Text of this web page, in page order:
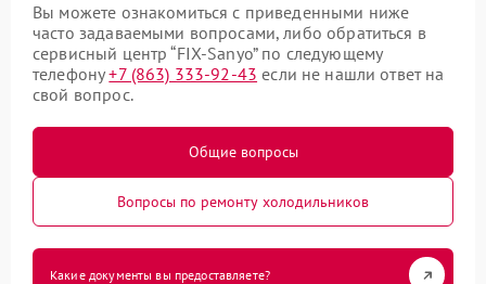
Вы можете ознакомиться с приведенными ниже
часто задаваемыми вопросами, либо обратиться в
сервисный центр “FIX-Sanyo” по следующему
телефону+7 (863) 333-92-43 если не нашли ответ на
свой вопрос.
Общие вопросы
Вопросы по ремонту холодильников
Какие документы вы предоставляете?